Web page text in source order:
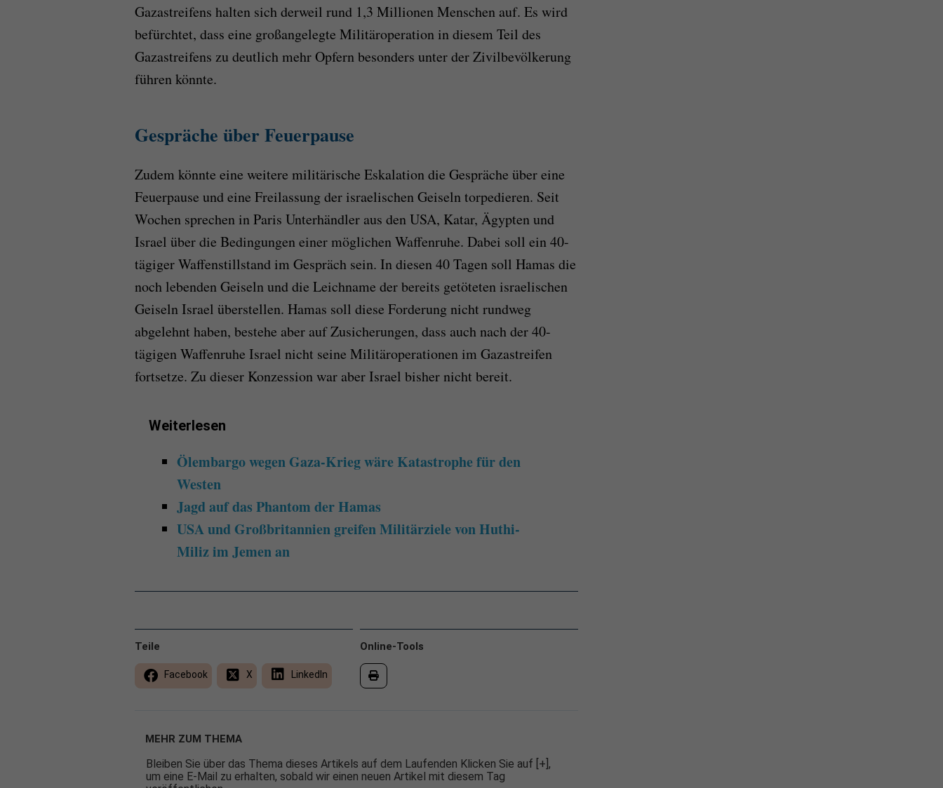
Gazastreifens halten sich derweil rund 1,3 Millionen Menschen auf. Es wird
befürchtet, dass eine großangelegte Militäroperation in diesem Teil des
Gazastreifens zu deutlich mehr Opfern besonders unter der Zivilbevölkerung
führen könnte.
Gespräche über Feuerpause
Zudem könnte eine weitere militärische Eskalation die Gespräche über eine
Feuerpause und eine Freilassung der israelischen Geiseln torpedieren. Seit
Wochen sprechen in Paris Unterhändler aus den USA, Katar, Ägypten und
Israel über die Bedingungen einer möglichen Waffenruhe. Dabei soll ein 40-
tägiger Waffenstillstand im Gespräch sein. In diesen 40 Tagen soll Hamas die
noch lebenden Geiseln und die Leichname der bereits getöteten israelischen
Geiseln Israel überstellen. Hamas soll diese Forderung nicht rundweg
abgelehnt haben, bestehe aber auf Zusicherungen, dass auch nach der 40-
tägigen Waffenruhe Israel nicht seine Militäroperationen im Gazastreifen
fortsetze. Zu dieser Konzession war aber Israel bisher nicht bereit.
Weiterlesen
Ölembargo wegen Gaza-Krieg wäre Katastrophe für den
Westen
Jagd auf das Phantom der Hamas
USA und Großbritannien greifen Militärziele von Huthi-
Miliz im Jemen an
Online-Tools
Teile
Facebook X LinkedIn
MEHR ZUM THEMA
Bleiben Sie über das Thema dieses Artikels auf dem Laufenden Klicken Sie auf [+],
um eine E-Mail zu erhalten, sobald wir einen neuen Artikel mit diesem Tag